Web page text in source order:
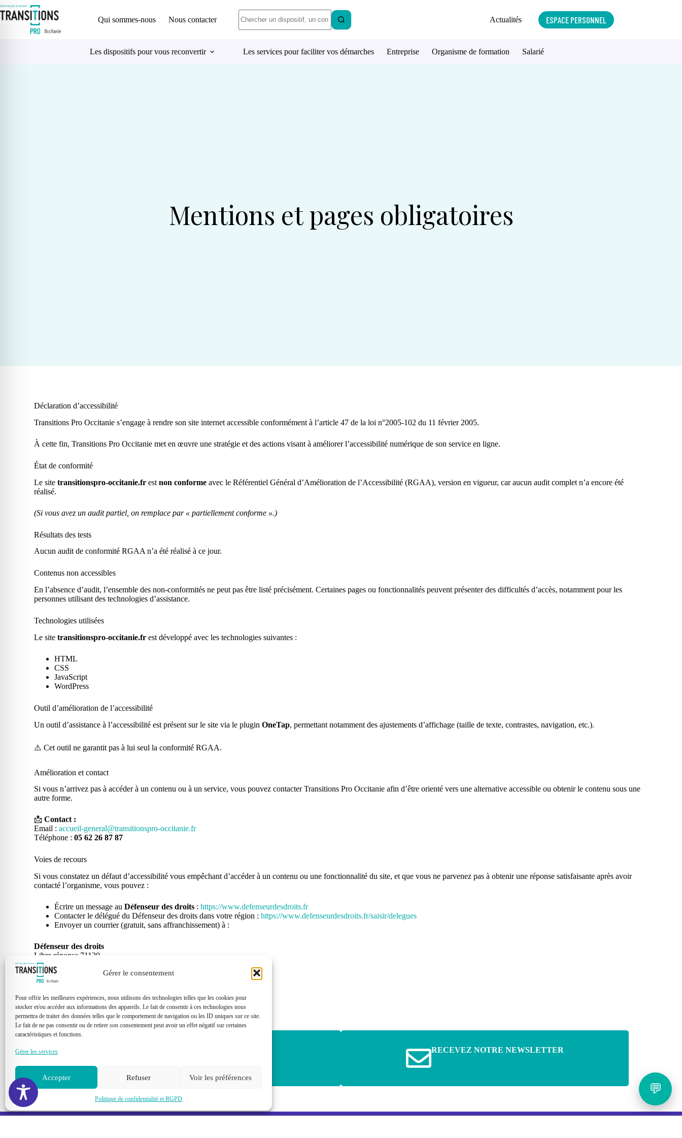
Gérer le consentement
Pour offrir les meilleures expériences, nous utilisons des technologies telles que les cookies pour
stocker et/ou accéder aux informations des appareils. Le fait de consentir à ces technologies nous
permettra de traiter des données telles que le comportement de navigation ou les ID uniques sur ce site.
Le fait de ne pas consentir ou de retirer son consentement peut avoir un effet négatif sur certaines
caractéristiques et fonctions.
Gérer les services
Accepter Refuser Voir les préférences
Politique de confidentialité et RGPD
Qui sommes-nous Nous contacter Actualités ESPACE PERSONNEL
Les dispositifs pour vous reconvertir Les services pour faciliter vos démarches Entreprise Organisme de formation Salarié
Mentions et pages obligatoires
Déclaration d’accessibilité
Transitions Pro Occitanie s’engage à rendre son site internet accessible conformément à l’article 47 de la loi n°2005-102 du 11 février 2005.
À cette fin, Transitions Pro Occitanie met en œuvre une stratégie et des actions visant à améliorer l’accessibilité numérique de son service en ligne.
État de conformité
Le sitetransitionspro-occitanie.fr estnon conforme avec le Référentiel Général d’Amélioration de l’Accessibilité (RGAA), version en vigueur, car aucun audit complet n’a encore été
réalisé.
(Si vous avez un audit partiel, on remplace par « partiellement conforme ».)
Résultats des tests
Aucun audit de conformité RGAA n’a été réalisé à ce jour.
Contenus non accessibles
En l’absence d’audit, l’ensemble des non-conformités ne peut pas être listé précisément. Certaines pages ou fonctionnalités peuvent présenter des difficultés d’accès, notamment pour les
personnes utilisant des technologies d’assistance.
Technologies utilisées
Le sitetransitionspro-occitanie.fr est développé avec les technologies suivantes :
HTML
CSS
JavaScript
WordPress
Outil d’amélioration de l’accessibilité
Un outil d’assistance à l’accessibilité est présent sur le site via le pluginOneTap, permettant notamment des ajustements d’affichage (taille de texte, contrastes, navigation, etc.).
⚠️ Cet outil ne garantit pas à lui seul la conformité RGAA.
Amélioration et contact
Si vous n’arrivez pas à accéder à un contenu ou à un service, vous pouvez contacter Transitions Pro Occitanie afin d’être orienté vers une alternative accessible ou obtenir le contenu sous une
autre forme.
📩Contact :
Email :accueil-general@transitionspro-occitanie.fr
Téléphone :05 62 26 87 87
Voies de recours
Si vous constatez un défaut d’accessibilité vous empêchant d’accéder à un contenu ou une fonctionnalité du site, et que vous ne parvenez pas à obtenir une réponse satisfaisante après avoir
contacté l’organisme, vous pouvez :
Écrire un message auDéfenseur des droits :https://www.defenseurdesdroits.fr
Contacter le délégué du Défenseur des droits dans votre région :https://www.defenseurdesdroits.fr/saisir/delegues
Envoyer un courrier (gratuit, sans affranchissement) à :
Défenseur des droits
Libre réponse 71120
75342 Paris CEDEX 07
RECEVEZ NOTRE NEWSLETTER
💬